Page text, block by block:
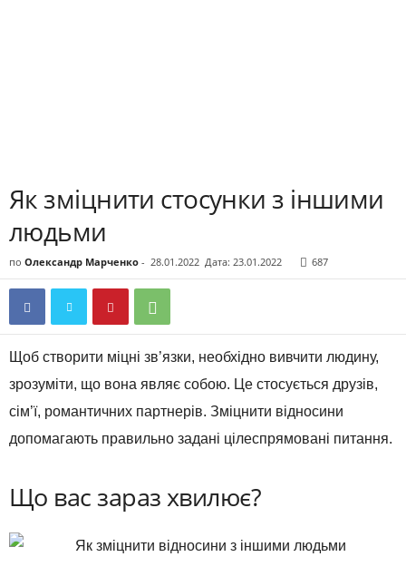
Як зміцнити стосунки з іншими
людьми
по Олександр Марченко - 28.01.2022 Дата: 23.01.2022 687
Щоб створити міцні зв’язки, необхідно вивчити людину,
зрозуміти, що вона являє собою. Це стосується друзів,
сім’ї, романтичних партнерів. Зміцнити відносини
допомагають правильно задані цілеспрямовані питання.
Що вас зараз хвилює?